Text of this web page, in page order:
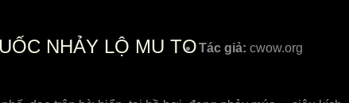
NHẢY LỘ MU TOTác giả: cwow.org